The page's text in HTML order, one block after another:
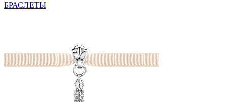
БРАСЛЕТЫ